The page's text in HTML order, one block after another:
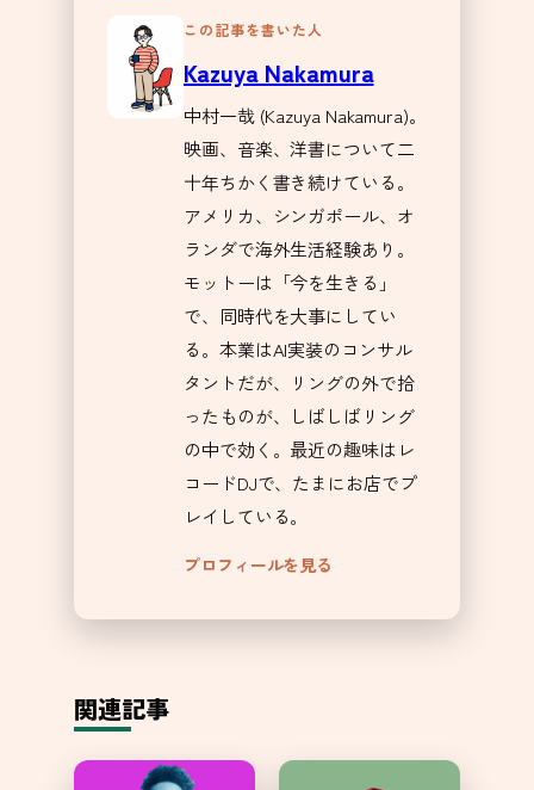
この記事を書いた人
Kazuya Nakamura
中村一哉 (Kazuya Nakamura)。
映画、音楽、洋書について二
十年ちかく書き続けている。
アメリカ、シンガポール、オ
ランダで海外生活経験あり。
モットーは「今を生きる」
で、同時代を大事にしてい
る。本業はAI実装のコンサル
タントだが、リングの外で拾
ったものが、しばしばリング
の中で効く。最近の趣味はレ
コードDJで、たまにお店でプ
レイしている。
プロフィールを見る
関連記事